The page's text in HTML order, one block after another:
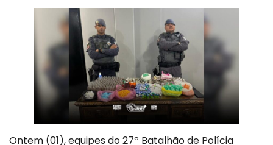
Ontem (01), equipes do 27º Batalhão de Polícia